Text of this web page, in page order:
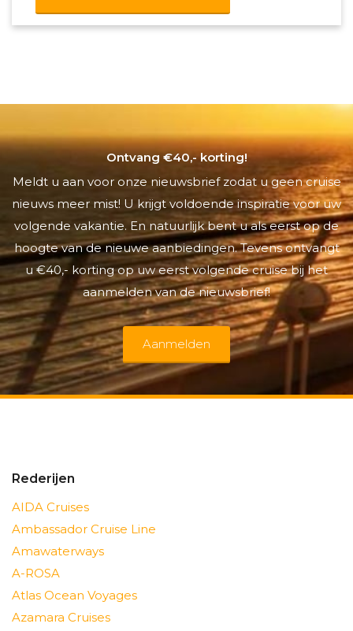
Ontvang €40,- korting!
Meldt u aan voor onze nieuwsbrief zodat u geen cruise
nieuws meer mist! U krijgt voldoende inspiratie voor uw
volgende vakantie. En natuurlijk bent u als eerst op de
hoogte van de nieuwe aanbiedingen. Tevens ontvangt
u €40,- korting op uw eerst volgende cruise bij het
aanmelden van de nieuwsbrief!
Aanmelden
Rederijen
AIDA Cruises
Ambassador Cruise Line
Amawaterways
A-ROSA
Atlas Ocean Voyages
Azamara Cruises